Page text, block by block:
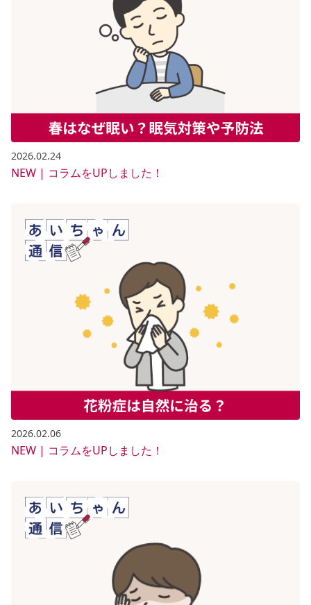
2026.02.24
NEW | コラムをUPしました！
2026.02.06
NEW | コラムをUPしました！